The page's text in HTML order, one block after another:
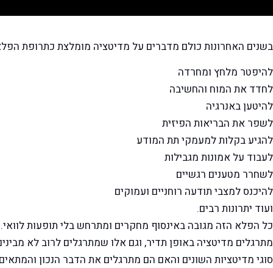
בשנים האחרונות כולם מדברים על מדיטציה מומלצת כתרופת
להיפטר מלחץ ומחרדה
לחדד את המוח והחשיבה
להיטען באנרגיה
לשפר את הבריאות הפיזית
להגיע בקלות למעמקי תת המודע
לעבוד על אמונות מגבילות
לשחרר מטענים רגשיים
להיכנס למצבי תודעה רוחניים ועמוקים
ועוד יתרונות רבים.
כל הפלא הזה מגובה באינסוף מחקרים ומתרחש בלי תופעות
מתרגלים מדיטציה באופן תדיר, וגם אלו שמתרגלים לרוב לא
סוגי מדיטציות השונים והאם הם מתרגלים את הדבר הנכון